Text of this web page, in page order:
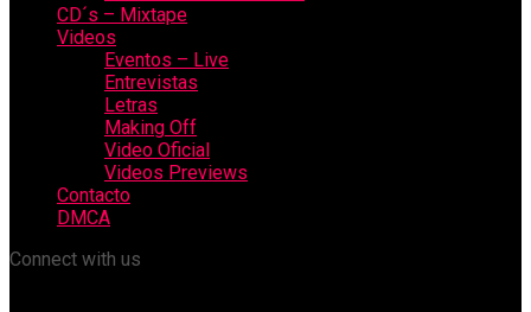
CD´s – Mixtape
Videos
Eventos – Live
Entrevistas
Letras
Making Off
Video Oficial
Videos Previews
Contacto
DMCA
Connect with us